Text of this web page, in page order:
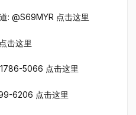
: @S69MYR 点击这里
击这里
5066 点击这里
6206 点击这里